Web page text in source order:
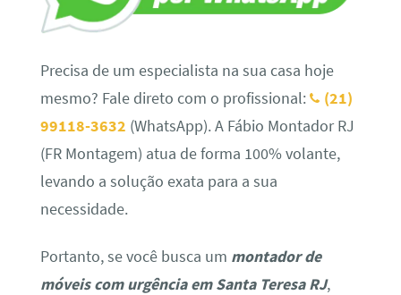
Precisa de um especialista na sua casa hoje
mesmo? Fale direto com o profissional:
(21)
99118-3632 (WhatsApp). A Fábio Montador RJ
(FR Montagem) atua de forma 100% volante,
levando a solução exata para a sua
necessidade.
Portanto, se você busca um montador de
móveis com urgência em Santa Teresa RJ,